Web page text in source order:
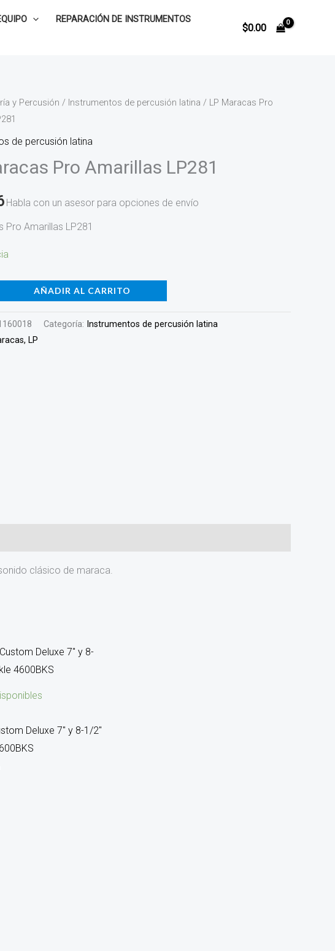
REPARACIÓN DE INSTRUMENTOS
$0.00
y Percusión / Instrumentos de percusión latina / LP Maracas Pro
de percusión latina
Pro Amarillas LP281
Habla con un asesor para opciones de envío
Pro Amarillas LP281
AÑADIR AL CARRITO
Categoría: Instrumentos de percusión latina
LP
clásico de maraca.
Deluxe 7″ y 8-1/2″